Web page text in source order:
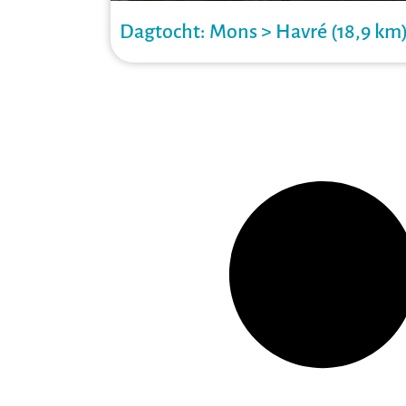
Dagtocht: Mons > Havré (18,9